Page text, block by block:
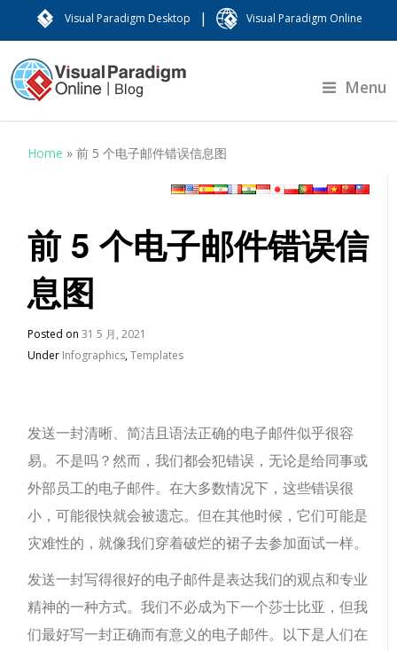
Visual Paradigm Desktop | Visual Paradigm Online
Menu
Home »前 5 个电子邮件错误信息图
前 5 个电子邮件错误信
息图
Posted on31 5 月, 2021
Under Infographics,Templates
发送一封清晰、简洁且语法正确的电子邮件似乎很容
易。不是吗？然而，我们都会犯错误，无论是给同事或
外部员工的电子邮件。在大多数情况下，这些错误很
小，可能很快就会被遗忘。但在其他时候，它们可能是
灾难性的，就像我们穿着破烂的裙子去参加面试一样。
发送一封写得很好的电子邮件是表达我们的观点和专业
精神的一种方式。我们不必成为下一个莎士比亚，但我
们最好写一封正确而有意义的电子邮件。以下是人们在